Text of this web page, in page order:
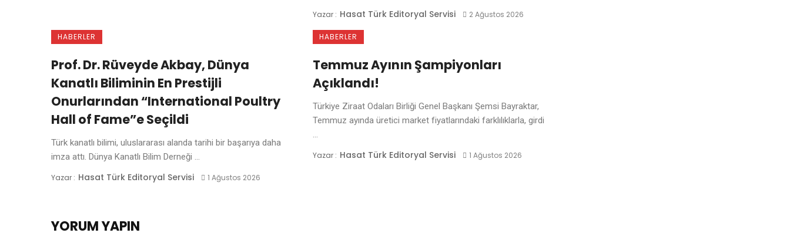
Yazar : Hasat Türk Editoryal Servisi 2 Ağustos 2026
HABERLER
Prof. Dr. Rüveyde Akbay, Dünya
Kanatlı Biliminin En Prestijli
Onurlarından “International Poultry
Hall of Fame”e Seçildi
Türk kanatlı bilimi, uluslararası alanda tarihi bir başarıya daha
imza attı. Dünya Kanatlı Bilim Derneği ...
Yazar : Hasat Türk Editoryal Servisi 1 Ağustos 2026
HABERLER
Temmuz Ayının Şampiyonları
Açıklandı!
Türkiye Ziraat Odaları Birliği Genel Başkanı Şemsi Bayraktar,
Temmuz ayında üretici market fiyatlarındaki farklılıklarla, girdi
...
Yazar : Hasat Türk Editoryal Servisi 1 Ağustos 2026
YORUM YAPIN